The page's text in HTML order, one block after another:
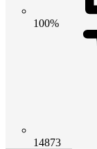
100%
14873